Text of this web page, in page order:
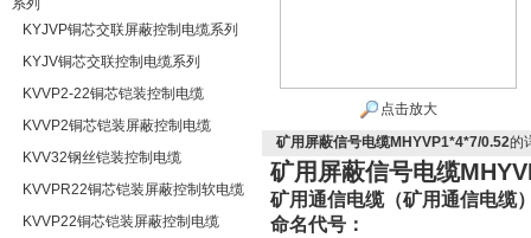
系列
KYJVP铜芯交联屏蔽控制电缆系列
KYJV铜芯交联控制电缆系列
KVVP2-22铜芯铠装控制电缆
KVVP2铜芯铠装屏蔽控制电缆
KVV32钢丝铠装控制电缆
KVVPR22铜芯铠装屏蔽控制软电缆
KVVP22铜芯铠装屏蔽控制电缆
点击放大
矿用屏蔽信号电缆MHYVP1*4*7/0.52的
矿用屏蔽信号电缆
矿用通信电缆（矿用通信电缆
命名代号：